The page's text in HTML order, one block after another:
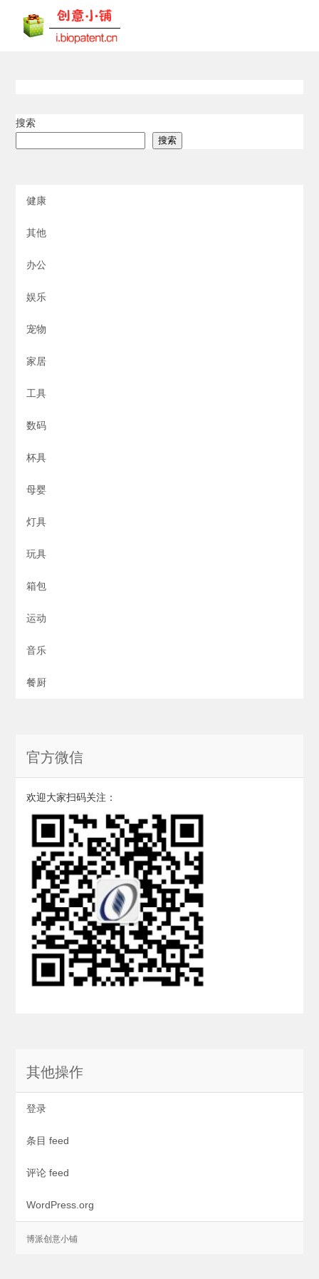
搜索
搜索
健康
其他
办公
娱乐
宠物
家居
工具
数码
杯具
母婴
灯具
玩具
箱包
运动
音乐
餐厨
官方微信
欢迎大家扫码关注：
其他操作
登录
条目 feed
评论 feed
WordPress.org